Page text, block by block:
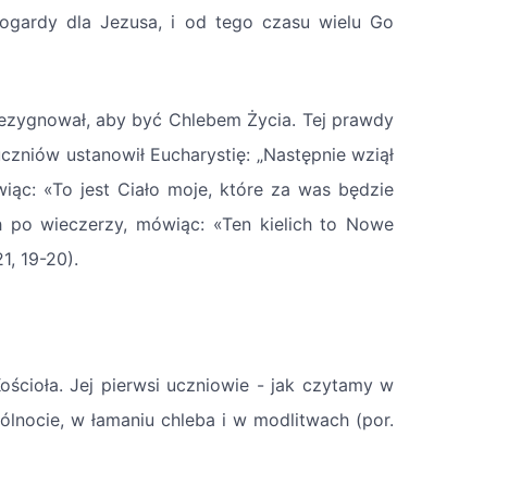
dla Jezusa, i od tego czasu wielu Go
aby być Chlebem Życia. Tej prawdy
ustanowił Eucharystię: „Następnie wziął
«To jest Ciało moje, które za was będzie
wieczerzy, mówiąc: «Ten kielich to Nowe
19-20).
Jej pierwsi uczniowie - jak czytamy w
w łamaniu chleba i w modlitwach (por.